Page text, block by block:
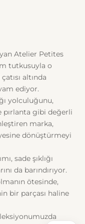
Atelier Petites
tutkusuyla o
altında
ediyor.
yolculuğunu,
pırlanta gibi değerli
marka,
dönüştürmeyi
sade şıklığı
da barındırıyor.
ötesinde,
bir parçası haline